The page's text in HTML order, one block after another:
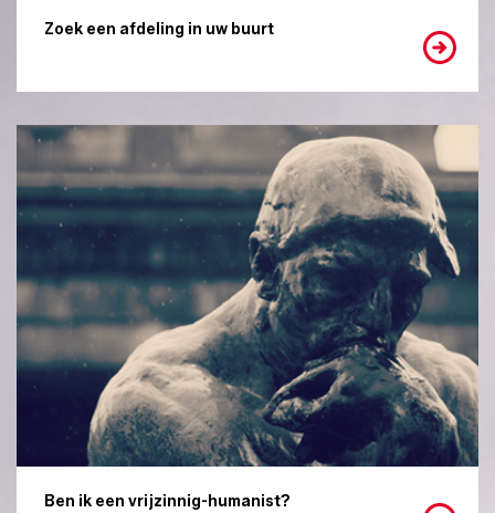
Zoek een afdeling in uw buurt
Ben ik een vrijzinnig-humanist?